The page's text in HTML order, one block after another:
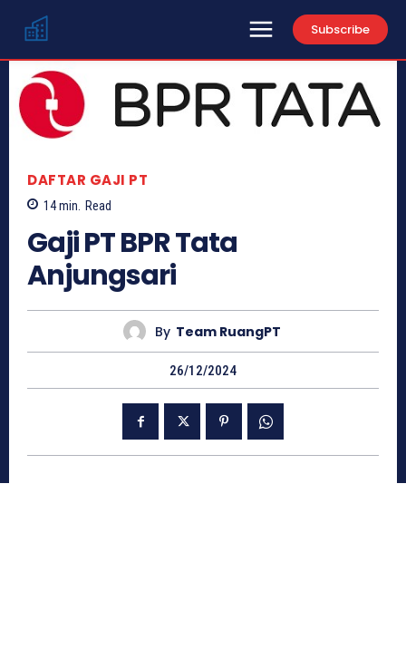
Subscribe
DAFTAR GAJI PT
14min. Read
Gaji PT BPR Tata
Anjungsari
By Team RuangPT
26/12/2024